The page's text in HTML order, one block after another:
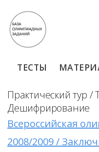
ТЕСТЫ
Практический тур /
Дешифрирование
Всероссийская
2008/2009 /